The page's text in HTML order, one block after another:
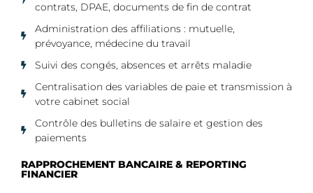
contrats, DPAE, documents de fin de contrat
Administration des affiliations : mutuelle,
prévoyance, médecine du travail
Suivi des congés, absences et arrêts maladie
Centralisation des variables de paie et transmission à
votre cabinet social
Contrôle des bulletins de salaire et gestion des
paiements
RAPPROCHEMENT BANCAIRE & REPORTING
FINANCIER